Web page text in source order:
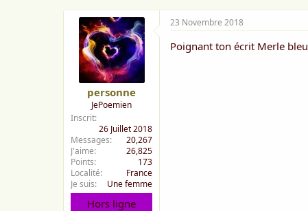
personne
JePoemien
Inscrit
26 Juillet 2018
Messages
20,267
J'aime
26,825
Points
173
Localité
France
Je suis
Une femme
Hors ligne
23 Novembre 2018
Poignant ton écrit Merle bleu